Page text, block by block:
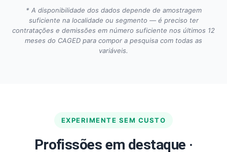
* A disponibilidade dos dados depende de amostragem
suficiente na localidade ou segmento — é preciso ter
contratações e demissões em número suficiente nos últimos 12
meses do CAGED para compor a pesquisa com todas as
variáveis.
EXPERIMENTE SEM CUSTO
Profissões em destaque ·